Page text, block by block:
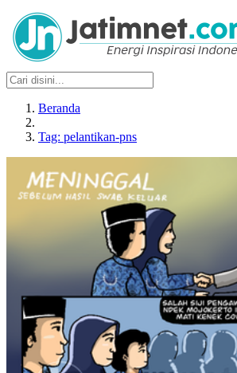
Beranda
Tag: pelantikan-pns